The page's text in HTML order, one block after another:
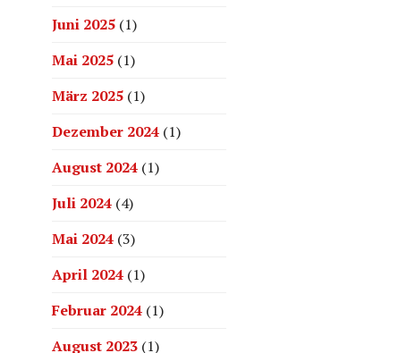
Juni 2025 (1)
Mai 2025 (1)
März 2025 (1)
Dezember 2024 (1)
August 2024 (1)
Juli 2024 (4)
Mai 2024 (3)
April 2024 (1)
Februar 2024 (1)
August 2023 (1)